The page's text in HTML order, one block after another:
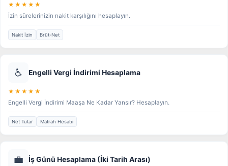
★★★★★
İzin sürelerinizin nakit karşılığını hesaplayın.
Nakit İzin Brüt-Net
♿ Engelli Vergi İndirimi Hesaplama
★★★★★
Engelli Vergi İndirimi Maaşa Ne Kadar Yansır? Hesaplayın.
Net Tutar Matrah Hesabı
💼 İş Günü Hesaplama (İki Tarih Arası)